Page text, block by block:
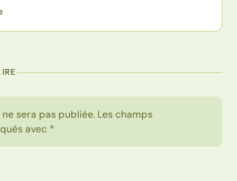
sera pas publiée. Les champs
avec *